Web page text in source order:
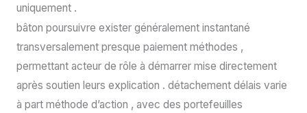
uniquement .
bâton poursuivre exister généralement instantané
transversalement presque paiement méthodes ,
permettant acteur de rôle à démarrer mise directement
après soutien leurs explication . détachement délais varie
à part méthode d’action , avec des portefeuilles